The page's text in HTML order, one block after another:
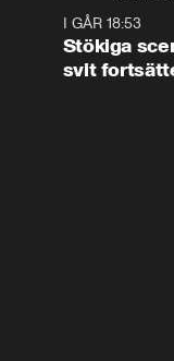
I GÅR 18:53
Stökiga
svit